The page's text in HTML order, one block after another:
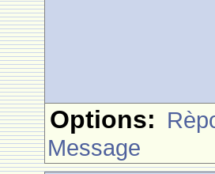
Options:
Message